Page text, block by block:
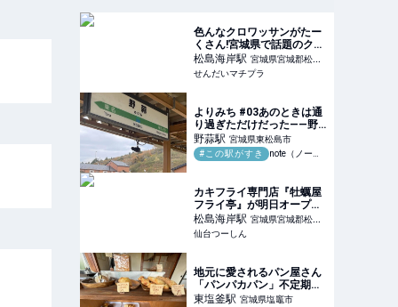
色んなクロワッサンがたー
くさん!宮城県で話題のクロ
ワッサン専門店行ってみた!
『クロワッサン屋 サクサ
ク 松島店』~宮城県松島~
松島海岸駅 宮城県宮城郡松島
町
せんだいマチプラ
よりみち #03あのときは通
り過ぎただけだった——野
蒜駅、震災の記憶｜コスモ
ス
野蒜駅 宮城県東松島市
#この駅がすき
note（ノート）
カキフライ専門店『牡蠣屋
フライ亭』が明日オープン
するみたい。
松島海岸駅 宮城県宮城郡松島
町
仙台つーしん
地元に愛されるパン屋さん
「パンパカパン」不定期営
業日をチェック【塩釜】
東塩釜駅 宮城県塩竈市